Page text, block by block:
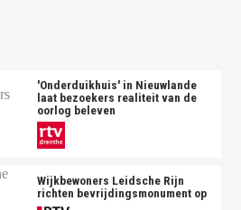
'Onderduikhuis' in Nieuwlande
laat bezoekers realiteit van de
oorlog beleven
Wijkbewoners Leidsche Rijn
richten bevrijdingsmonument op